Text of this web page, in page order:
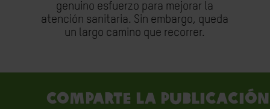
genuino esfuerzo para mejorar la
atención sanitaria. Sin embargo, queda
un largo camino que recorrer.
Comparte la publicación